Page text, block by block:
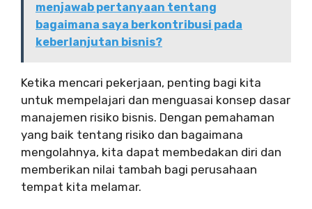
menjawab pertanyaan tentang
bagaimana saya berkontribusi pada
keberlanjutan bisnis?
Ketika mencari pekerjaan, penting bagi kita
untuk mempelajari dan menguasai konsep dasar
manajemen risiko bisnis. Dengan pemahaman
yang baik tentang risiko dan bagaimana
mengolahnya, kita dapat membedakan diri dan
memberikan nilai tambah bagi perusahaan
tempat kita melamar.